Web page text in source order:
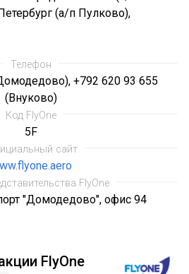
(а/п Пулково),
Телефон
+792 620 93 655
(Внуково)
Код FlyOne
5F
сайт
FlyOne
"Домодедово", офис 94
FlyOne